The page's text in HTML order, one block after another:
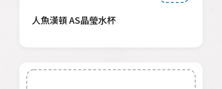
人魚漢頓 AS晶瑩水杯